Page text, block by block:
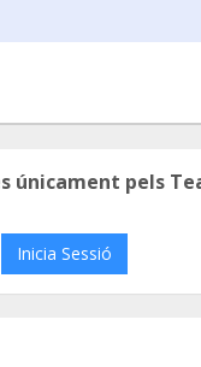
únicament pels
Inicia Sessió